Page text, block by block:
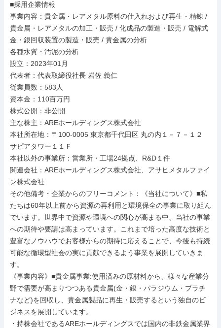
■採用企業情報
事業内容：貴金属・レアメタル原料の仕入れおよび再生・精錬 /
貴金属・レアメタルの加工・販売 / 化成品の製造・販売 / 電解式
金・銀回収装置の製造・販売 / 貴金属の分析
各種水質・汚泥の分析
設立：2023年01月
代表者：代表取締役社長 岩佐 義仁
従業員数：583人
資本金：110百万円
株式公開：非公開
主な株主：AREホールディングス株式会社
本社所在地：〒100-0005 東京都千代田区 丸の内１－７－１２
サピアタワー１１Ｆ
本社以外の事業所：営業所・工場24拠点、R&D１件
関連会社：AREホールディングス株式会社、アサヒメタルファイ
ン株式会社
その他備考・企業からのフリーコメント：《当社について》■私
たちは60年以上前から資源の再利用と環境保全の事業に取り組ん
でいます。世界中で資源や環境への関心が高まる中、当社の事業
への期待や要請は高まっています。これまで培った高度な技術と
豊富なノウハウでお客様からの期待に応えることで、今後も持続
可能な循環型社会の実に貢献できるよう事業を展開していきま
す。
《事業内容》■貴金属事業:使用済みの原材料から、様々な産業分
野で需要が高まりつつある貴金属(金・銀・パラジウム・プラチ
ナなど)を回収し、貴金属製品に再生・販売するという独自のビ
ジネスを展開しています。
・持株会社であるAREホールディングスでは国内の非鉄金属業界